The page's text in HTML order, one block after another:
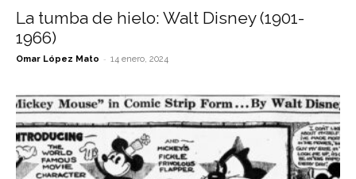
La tumba de hielo: Walt Disney (1901-
1966)
Omar López Mato - 14 enero, 2024